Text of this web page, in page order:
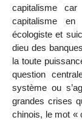
capitalisme
capitalisme en
écologiste et
dieu des
la toute
question
système ou
grandes crises
chinois, le mot «